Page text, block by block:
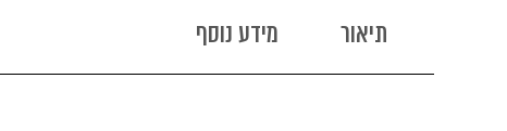
תיאור מידע נוסף